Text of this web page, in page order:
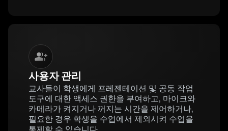
사용자 관리
교사들이 학생에게 프레젠테이션 및 공동 작업
도구에 대한 액세스 권한을 부여하고, 마이크와
카메라가 켜지거나 꺼지는 시간을 제어하거나,
필요한 경우 학생을 수업에서 제외시켜 수업을
통제할 수 있습니다.